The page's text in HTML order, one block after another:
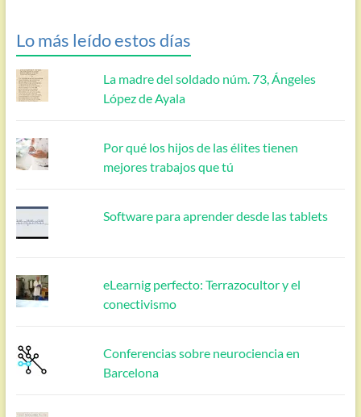
Lo más leído estos días
La madre del soldado núm. 73, Ángeles
López de Ayala
Por qué los hijos de las élites tienen
mejores trabajos que tú
Software para aprender desde las tablets
eLearnig perfecto: Terrazocultor y el
conectivismo
Conferencias sobre neurociencia en
Barcelona